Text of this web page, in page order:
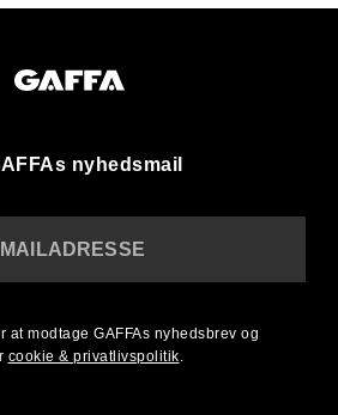
nyhedsmail
at modtage GAFFAs nyhedsbrev og
cookie & privatlivspolitik.